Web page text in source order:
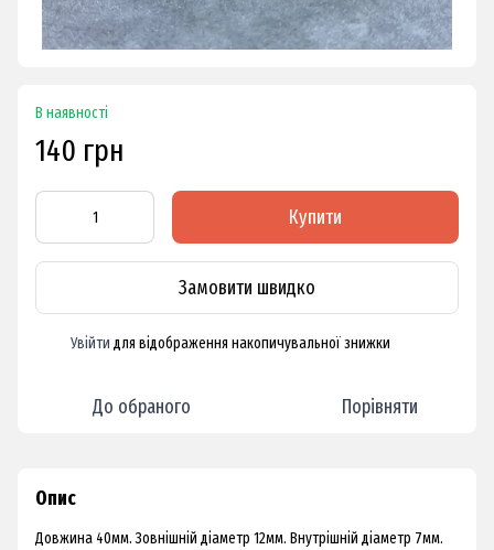
В наявності
140 грн
Купити
Замовити швидко
Увійти для відображення накопичувальної знижки
До обраного Порівняти
Опис
Довжина 40мм. Зовнішній діаметр 12мм. Внутрішній діаметр 7мм.